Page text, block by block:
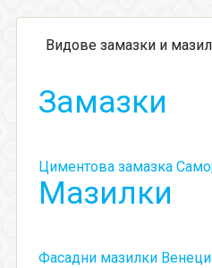
Видове замазки и
Замазки
Циментова замазка
Мазилки
Фасадни мазилки